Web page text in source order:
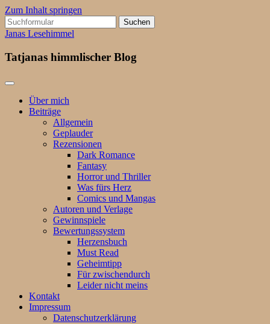
Zum Inhalt springen
Suchen
nach:
Janas Lesehimmel
Tatjanas himmlischer Blog
Über mich
Beiträge
Allgemein
Geplauder
Rezensionen
Dark Romance
Fantasy
Horror und Thriller
Was fürs Herz
Comics und Mangas
Autoren und Verlage
Gewinnspiele
Bewertungssystem
Herzensbuch
Must Read
Geheimtipp
Für zwischendurch
Leider nicht meins
Kontakt
Impressum
Datenschutzerklärung